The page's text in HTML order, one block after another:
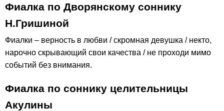
Фиалка по Дворянскому соннику
Н.Гришиной
Фиалки – верность в любви / скромная девушка / некто,
нарочно скрывающий свои качества / не проходи мимо
событий без внимания.
Фиалка по соннику целительницы
Акулины